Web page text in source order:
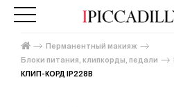
Перманентный макияж
Блоки питания, клипкорды, педали
КЛИП-КОРД IP228B